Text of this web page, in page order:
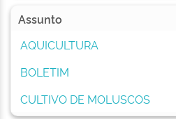
Assunto
AQUICULTURA
BOLETIM
CULTIVO DE MOLUSCOS